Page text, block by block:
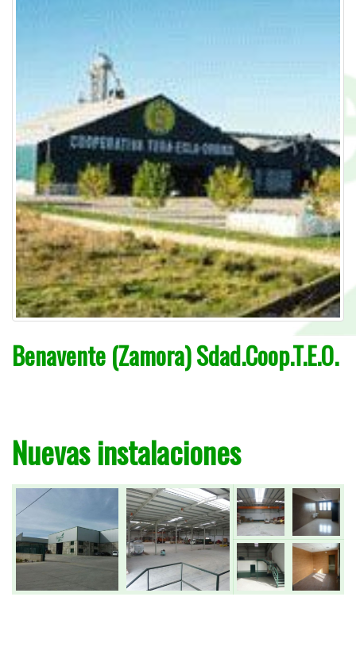
Benavente (Zamora) Sdad.Coop.T.E.O.
Nuevas instalaciones